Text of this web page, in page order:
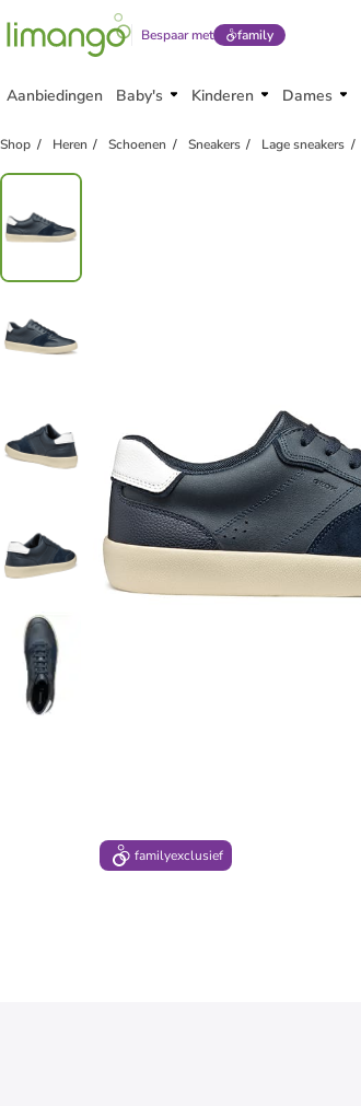
Bespaar met family
Aanbiedingen Baby's Kinderen Dames
Shop Heren Schoenen Sneakers Lage sneakers
family exclusief
familyexclusief